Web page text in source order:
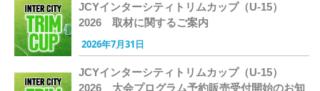
JCYインターシティトリムカップ（U-15）
2026 取材に関するご案内
2026年7月31日
JCYインターシティトリムカップ（U-15）
2026 大会プログラム予約販売受付開始のお知